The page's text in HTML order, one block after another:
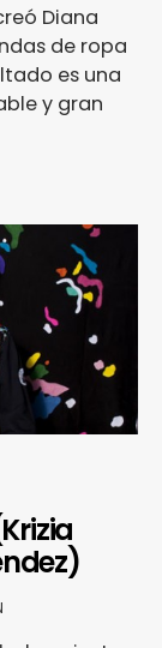
Diana
de ropa
es una
y gran